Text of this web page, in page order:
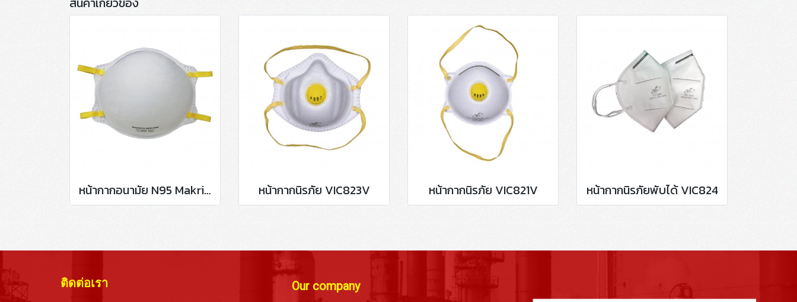
หน้ากากอนามัย N95 Makrite 9500-N95 หน้ากากนิรภัย VIC823V หน้ากากนิรภัย VIC821V หน้ากากนิรภัยพับได้ VIC824
ติดต่อเรา Our company